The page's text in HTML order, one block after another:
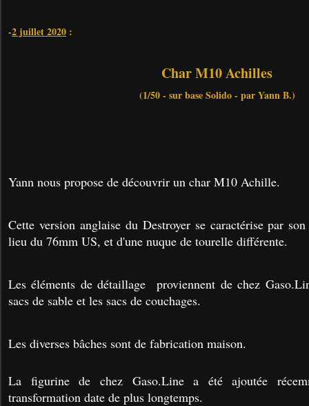
-2 juillet 2020 :
Char M10 Achilles
(1/50 - sur base Solido - par Yann B.)
Yann nous propose de découvrir un char M10 Achille.
Cette version anglaise du Destroyer se caractérise par
lieu du 76mm US, et d'une nuque de tourelle différente.
Les éléments de détaillage proviennent de chez
sacs de sable et les sacs de couchages.
Les diverses bâches sont de fabrication maison.
La figurine de chez Gaso.Line a été ajoutée
transformation date de plus longtemps.